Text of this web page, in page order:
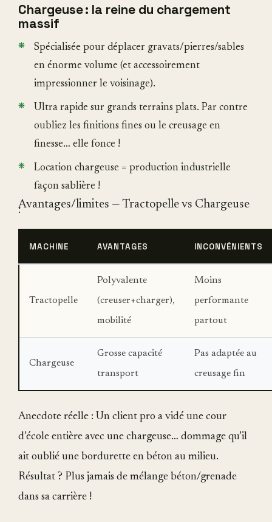
Chargeuse : la reine du chargement
massif
Spécialisée pour déplacer gravats/pierres/sables
en énorme volume (et accessoirement
impressionner le voisinage).
Ultra rapide sur grands terrains plats. Par contre
oubliez les finitions fines ou le creusage en
finesse… elle fonce !
Location chargeuse = production industrielle
façon sablière !
Avantages/limites — Tractopelle vs Chargeuse
:
MACHINE AVANTAGES INCONVÉNIENTS
Tractopelle
Polyvalente
(creuser+charger),
mobilité
Moins
performante
partout
Chargeuse
Grosse capacité
transport
Pas adaptée au
creusage fin
Anecdote réelle : Un client pro a vidé une cour
d’école entière avec une chargeuse… dommage qu’il
ait oublié une bordurette en béton au milieu.
Résultat ? Plus jamais de mélange béton/grenade
dans sa carrière !